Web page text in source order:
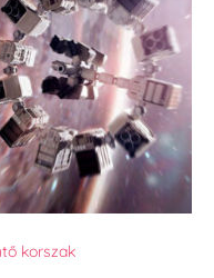
korszak